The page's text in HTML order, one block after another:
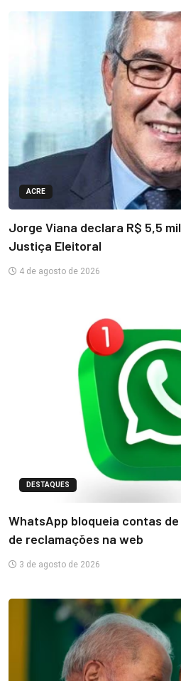
ACRE
Jorge Viana declara R$ 5,5
Justiça Eleitoral
4 de agosto de 2026
DESTAQUES
WhatsApp bloqueia contas
de reclamações na web
3 de agosto de 2026